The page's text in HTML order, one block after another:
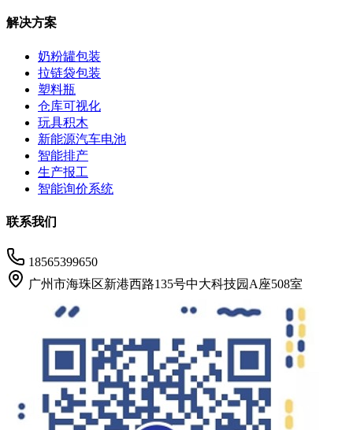
解决方案
奶粉罐包装
拉链袋包装
塑料瓶
仓库可视化
玩具积木
新能源汽车电池
智能排产
生产报工
智能询价系统
联系我们
18565399650
广州市海珠区新港西路135号中大科技园A座508室